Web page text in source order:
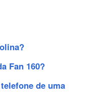
Fan 160?
de uma